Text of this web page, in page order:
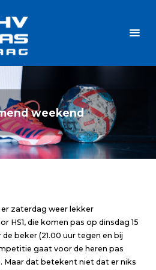
weekend
zaterdag weer lekker
HS1, die komen pas op dinsdag 15
beker (21.00 uur tegen en bij
gaat voor de heren pas
Maar dat betekent niet dat er niks